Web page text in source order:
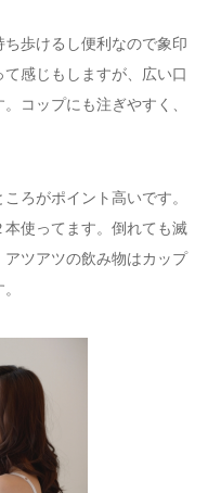
歩けるし便利なので象印
感じもしますが、広い口
コップにも注ぎやすく、
ろがポイント高いです。
使ってます。倒れても滅
ツアツの飲み物はカップ